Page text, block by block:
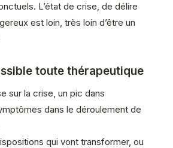
L’état de crise, de délire
est loin, très loin d’être un
toute thérapeutique
sur la crise, un pic dans
dans le déroulement de
qui vont transformer, ou